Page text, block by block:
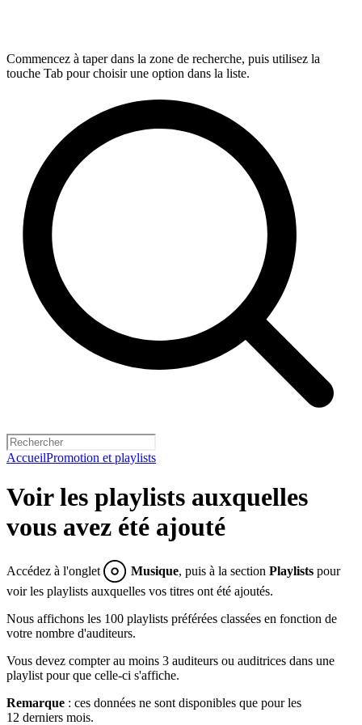
Commencez à taper dans la zone de recherche, puis utilisez la
touche Tab pour choisir une option dans la liste.
AccueilPromotion et playlists
Voir les playlists auxquelles
vous avez été ajouté
Accédez à l'onglet Musique, puis à la section Playlists pour
voir les playlists auxquelles vos titres ont été ajoutés.
Nous affichons les 100 playlists préférées classées en fonction de
votre nombre d'auditeurs.
Vous devez compter au moins 3 auditeurs ou auditrices dans une
playlist pour que celle-ci s'affiche.
Remarque : ces données ne sont disponibles que pour les
12 derniers mois.